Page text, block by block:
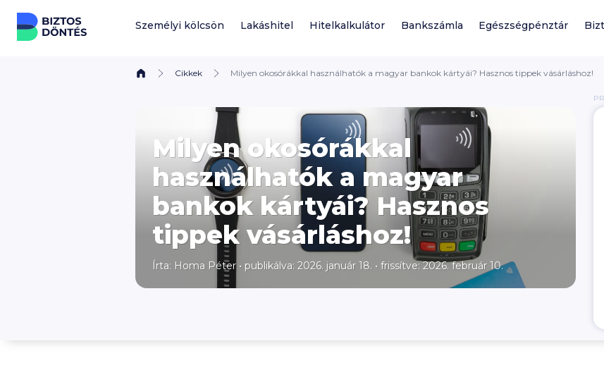
Ugrás a tartalomhoz
Személyi kölcsön Lakáshitel Hitelkalkulátor Bankszámla Egészségpénztár
Cikkek Milyen okosórákkal használhatók a magyar bankok kártyái? Hasznos tippek vásárláshoz!
Milyen okosórákkal
használhatók a magyar
bankok kártyái? Hasznos
tippek vásárláshoz!
Írta: Homa Péter • publikálva: 2026. január 18. • frissítve: 2026. február 10.